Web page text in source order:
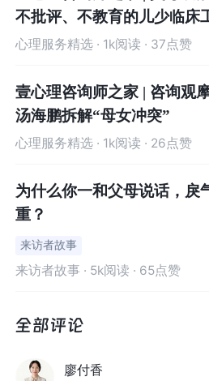
在生活中，我们常常听到这样的
母亲的养育和教导，母亲能否关
否建立更加安全的亲子关系，在
很多人都
最合适的照顾者，妈妈必须为了
美妈妈，甚至妈妈们自己也这么想
于全职妈妈的调查中，只有约三
的表现“非常满意”，接受过大学
尤其不满意（Alice H. Eagly，
越是想做完美妈妈的女性越会倾
在必要时辞掉工作全职带娃。因此
期待自己成为一个超级好妈妈，
不批评、不教育的儿少临床
心理服务精选 · 1k阅读 · 37点赞
壹心理咨询师之家 | 咨询观
汤海鹏拆解“母女冲突”
心理服务精选 · 1k阅读 · 26点赞
为什么你一和父母说话，戾
重？
来访者故事
来访者故事 · 5k阅读 · 65点赞
廖付香